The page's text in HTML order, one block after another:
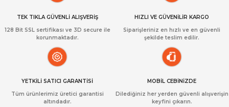
TEK TIKLA GÜVENLİ ALIŞVERİŞ
128 Bit SSL sertifikası ve 3D secure ile
korunmaktadır.
HIZLI VE GÜVENİLİR KARGO
Siparişleriniz en hızlı ve en güvenli
şekilde teslim edilir.
YETKİLİ SATICI GARANTİSİ
Tüm ürünlerimiz üretici garantisi
altındadır.
MOBİL CEBİNİZDE
Dilediğiniz her yerden güvenli alışverişin
keyfini çıkarın.